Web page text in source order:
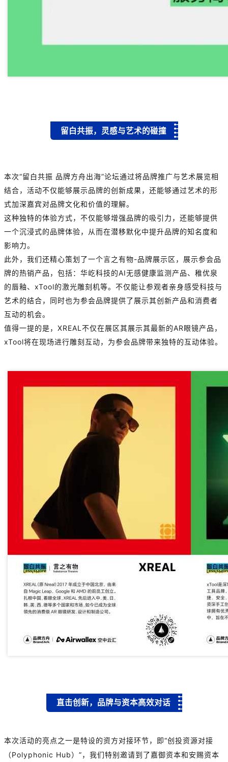
留白共振，灵感与艺术的碰撞
本次“留白共振 品牌方舟出海”论坛通过将品牌推广与艺术展览相
结合，活动不仅能够展示品牌的创新成果，还能够通过艺术的形
式加深嘉宾对品牌文化和价值的理解。
这种独特的体验方式，不仅能够增强品牌的吸引力，还能够提供
一个沉浸式的品牌体验，从而在潜移默化中提升品牌的知名度和
影响力。
此外，我们还精心策划了一个言之有物-品牌展示区，展示参会品
牌的热销产品，包括：华屹科技的AI无感健康监测产品、稚优泉
的唇釉、xTool的激光雕刻机等。不仅能让参观者亲身感受科技与
艺术的结合，同时也为参会品牌提供了展示其创新产品和消费者
互动的机会。
值得一提的是，XREAL不仅在展区其展示其最新的AR眼镜产品，
xTool将在现场进行雕刻互动，为参会品牌带来独特的互动体验。
直击创新，品牌与资本高效对话
本次活动的亮点之一是特设的资方对接环节，即“创投资源对接
（Polyphonic Hub）”，我们特别邀请到了嘉御资本和安赐资本